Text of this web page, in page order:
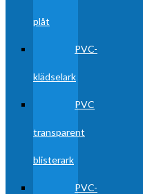
plåt
PVC-
klädselark
PVC
transparent
blisterark
PVC-